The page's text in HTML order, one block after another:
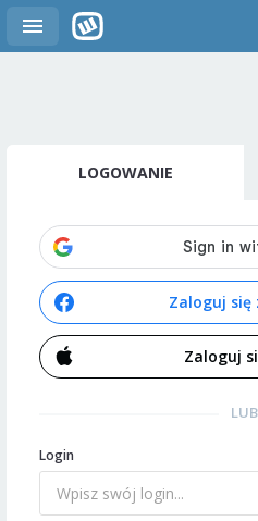
LOGOWANIE
Zaloguj się
Zaloguj
LUB
Login